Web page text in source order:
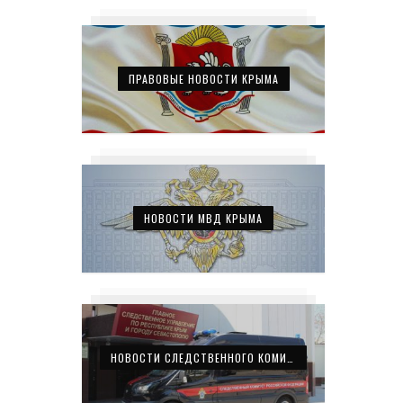
ПРАВОВЫЕ НОВОСТИ КРЫМА
НОВОСТИ МВД КРЫМА